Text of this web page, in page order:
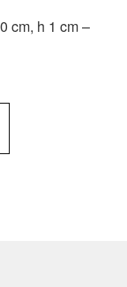
cm, h 1 cm –